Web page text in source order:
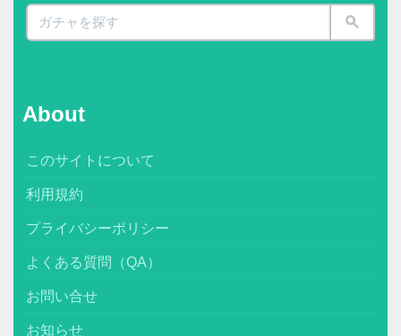
About
このサイトについて
利用規約
プライバシーポリシー
よくある質問（QA）
お問い合せ
お知らせ